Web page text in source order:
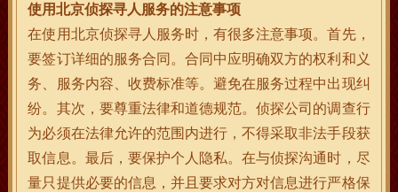
使用北京侦探寻人服务的注意事项
在使用北京侦探寻人服务时，有很多注意事项。首先，
要签订详细的服务合同。合同中应明确双方的权利和义
务、服务内容、收费标准等。避免在服务过程中出现纠
纷。其次，要尊重法律和道德规范。侦探公司的调查行
为必须在法律允许的范围内进行，不得采取非法手段获
取信息。最后，要保护个人隐私。在与侦探沟通时，尽
量只提供必要的信息，并且要求对方对信息进行严格保